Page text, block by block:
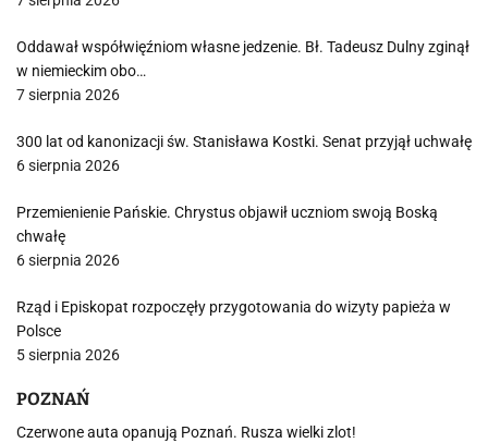
Oddawał współwięźniom własne jedzenie. Bł. Tadeusz Dulny zginął
w niemieckim obo…
7 sierpnia 2026
300 lat od kanonizacji św. Stanisława Kostki. Senat przyjął uchwałę
6 sierpnia 2026
Przemienienie Pańskie. Chrystus objawił uczniom swoją Boską
chwałę
6 sierpnia 2026
Rząd i Episkopat rozpoczęły przygotowania do wizyty papieża w
Polsce
5 sierpnia 2026
POZNAŃ
Czerwone auta opanują Poznań. Rusza wielki zlot!